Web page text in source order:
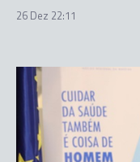
26 Dez 22:11